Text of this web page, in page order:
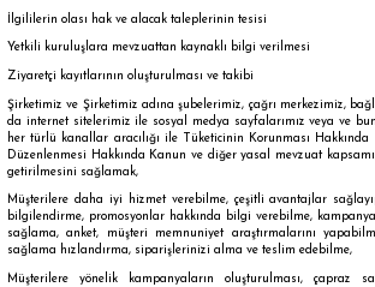
İlgililerin olası hak ve alacak taleplerinin tesisi
Yetkili kuruluşlara mevzuattan kaynaklı bilgi verilmesi
Ziyaretçi kayıtlarının oluşturulması ve takibi
Şirketimiz ve Şirketimiz adına şubelerimiz, çağrı merkezimiz,
da internet sitelerimiz ile sosyal medya sayfalarımız veya ve
her türlü kanallar aracılığı ile Tüketicinin Korunması
Düzenlenmesi Hakkında Kanun ve diğer yasal mevzuat
getirilmesini sağlamak,
Müşterilere daha iyi hizmet verebilme, çeşitli avantajlar
bilgilendirme, promosyonlar hakkında bilgi verebilme,
sağlama, anket, müşteri memnuniyet araştırmalarını
sağlama hızlandırma, siparişlerinizi alma ve teslim edebilme,
Müşterilere yönelik kampanyaların oluşturulması, çapraz